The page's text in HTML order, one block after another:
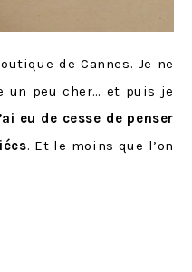
de Cannes. Je ne
un peu cher… et puis je
eu de cesse de penser
. Et le moins que l’on